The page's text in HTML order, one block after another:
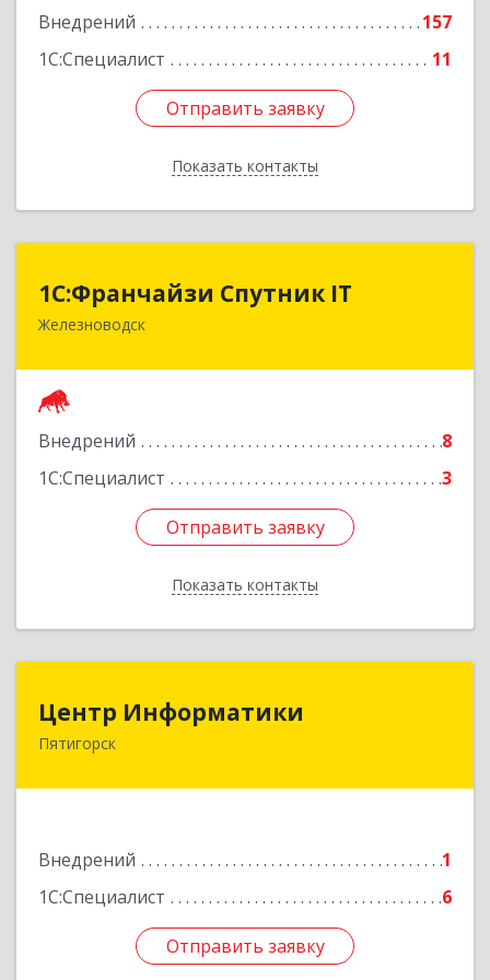
Внедрений
157
1С:Специалист
11
Отправить заявку
Показать контакты
Отправить заявку
Назад
1С:Франчайзи Спутник IT
Железноводск
Внедрений
8
1С:Специалист
3
Отправить заявку
Показать контакты
1С:Франчайзи Спутник IT
357430, Ставропольский край, город-курорт
Подробнее
Отправить заявку
Назад
Центр Информатики
Пятигорск
Внедрений
1
1С:Специалист
6
Отправить заявку
357500, Ставропольский край, Пятигорск г,
Отправить заявку